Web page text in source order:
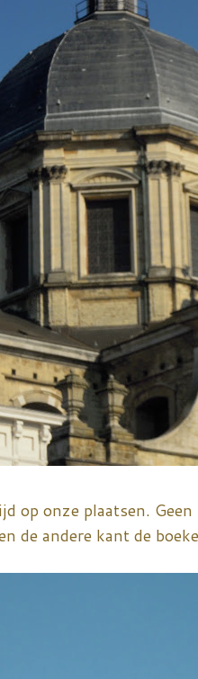
op onze plaatsen.
de andere kant de